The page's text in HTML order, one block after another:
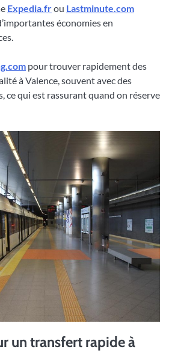
Expedia.frou Lastminute.com
économies en
pour trouver rapidement des
à Valence, souvent avec des
ce qui est rassurant quand on réserve
un transfert rapide à